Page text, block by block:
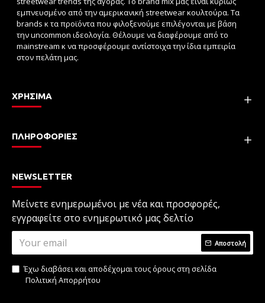
εμπνευσμένο από την αμερικανική streetwear κουλτούρα. Τα
brands κ τα προϊόντα που φιλοξενούμε επιλέγονται με βάση
την uncommon ιδεολογία. Θέλουμε να διαφέρουμε από το
mainstream κ να προσφέρουμε αντίστοιχα την ίδια εμπειρία
στον πελάτη μας.
ΧΡΗΣΙΜΑ
ΠΛΗΡΟΦΟΡΙΕΣ
NEWSLETTER
Μείνετε ενημερωμένοι με νέα και προσφορές,
εγγραφείτε στο ενημερωτικό μας δελτίο
Αποστολή
Έχω διαβάσει και αποδέχομαι τους όρους στη σελίδα
Πολιτική Απορρήτου